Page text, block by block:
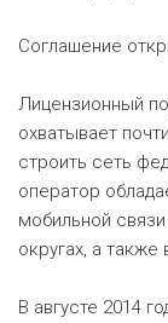
Соглашение
Лицензионный
охватывает
строить сеть
оператор
мобильной
округах, а
В августе 2014